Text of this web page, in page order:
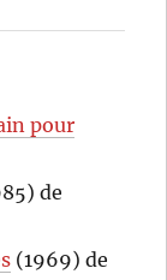
pour
de
(1969) de